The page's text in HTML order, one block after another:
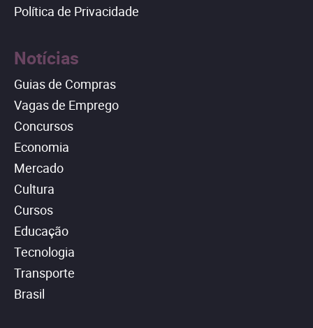
Política de Privacidade
Notícias
Guias de Compras
Vagas de Emprego
Concursos
Economia
Mercado
Cultura
Cursos
Educação
Tecnologia
Transporte
Brasil